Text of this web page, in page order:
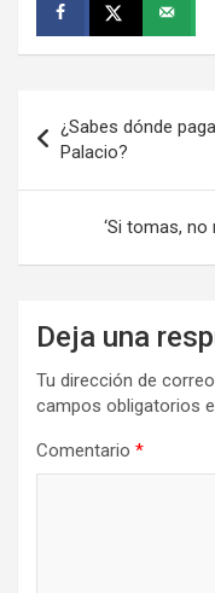
de
entradas
¿Sabes dónde
Palacio?
‘Si tomas, no
Deja una
Tu dirección de
campos obligatorios
Comentario *